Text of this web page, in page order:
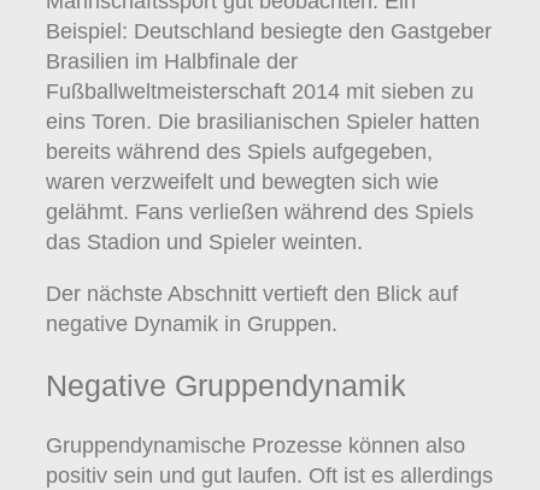
Beispiel: Deutschland besiegte den Gastgeber
Brasilien im Halbfinale der
Fußballweltmeisterschaft 2014 mit sieben zu
eins Toren. Die brasilianischen Spieler hatten
bereits während des Spiels aufgegeben,
waren verzweifelt und bewegten sich wie
gelähmt. Fans verließen während des Spiels
das Stadion und Spieler weinten.
Der nächste Abschnitt vertieft den Blick auf
negative Dynamik in Gruppen.
Negative Gruppendynamik
Gruppendynamische Prozesse können also
positiv sein und gut laufen. Oft ist es allerdings